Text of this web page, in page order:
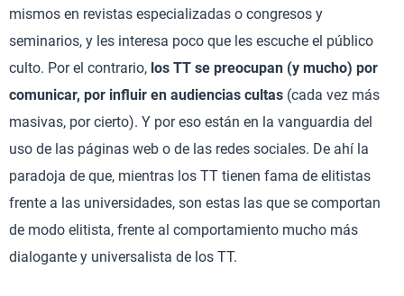
mismos en revistas especializadas o congresos y
seminarios, y les interesa poco que les escuche el público
culto. Por el contrario, los TT se preocupan (y mucho) por
comunicar, por influir en audiencias cultas (cada vez más
masivas, por cierto). Y por eso están en la vanguardia del
uso de las páginas web o de las redes sociales. De ahí la
paradoja de que, mientras los TT tienen fama de elitistas
frente a las universidades, son estas las que se comportan
de modo elitista, frente al comportamiento mucho más
dialogante y universalista de los TT.